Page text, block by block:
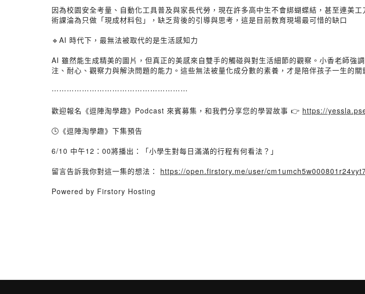
因為校園安全考量、自動化工具普及與家長代勞，現在許多高中生不會綁蝴蝶結，甚至連美
術課淪為只做「現成材料包」，缺乏背後的引導與思考，這是目前教育現場最可惜的缺口
🔹AI 時代下，最無法被取代的是生活感知力
AI 雖然能生成精美的圖片，但真正的美感來自雙手的觸碰與對生活細節的觀察。小香老師強
注、耐心、觀察力與解決問題的能力。這些無法被量化成分數的素養，才是陪伴孩子一生的關
⋯⋯⋯⋯⋯⋯⋯⋯⋯⋯⋯⋯⋯⋯⋯⋯⋯⋯
歡迎報名《逗陣淘學趣》Podcast 來賓募集，和我們分享您的學習故事 👉 https://
🕓《逗陣淘學趣》下集預告
6/10 中午12：00將播出：「小學生對每日滿滿的行程有何看法？」
留言告訴我你對這一集的想法： https://open.firstory.me/user/
Powered by Firstory Hosting